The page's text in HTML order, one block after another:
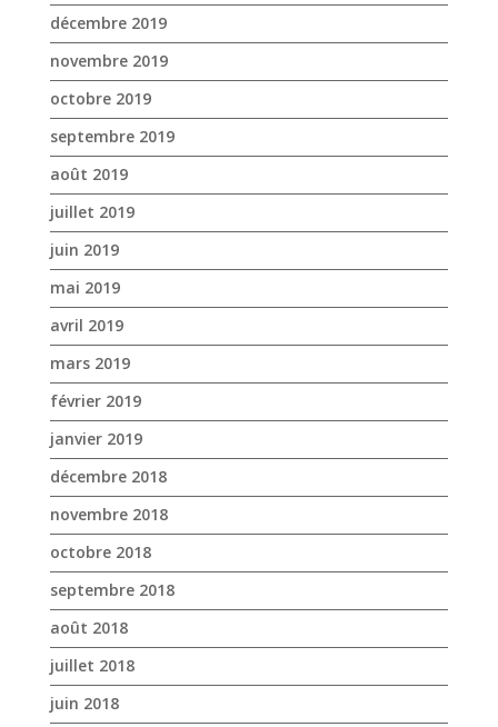
décembre 2019
novembre 2019
octobre 2019
septembre 2019
août 2019
juillet 2019
juin 2019
mai 2019
avril 2019
mars 2019
février 2019
janvier 2019
décembre 2018
novembre 2018
octobre 2018
septembre 2018
août 2018
juillet 2018
juin 2018